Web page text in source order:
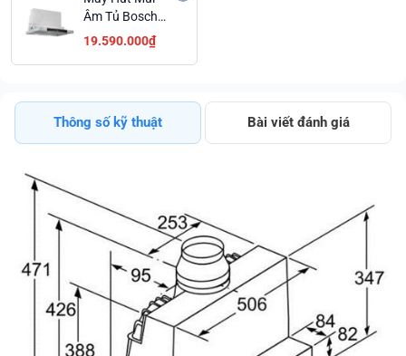
Âm Tủ Bosch
DFS067J50B
Động Cơ Êm Ái
Lớn
19.590.000₫
Thông số kỹ thuật Bài viết đánh giá